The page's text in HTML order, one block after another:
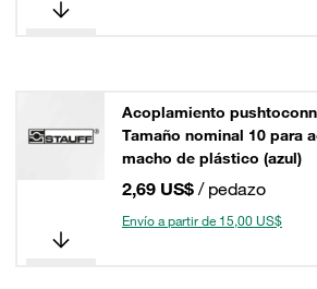
Acoplamiento
Tamaño nominal 10 para
macho de plástico (azul)
2,69 US$ / pedazo
Envío a partir de 15,00 US$